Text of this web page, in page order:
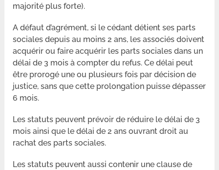
majorité plus forte).
A défaut d’agrément, si le cédant détient ses parts
sociales depuis au moins 2 ans, les associés doivent
acquérir ou faire acquérir les parts sociales dans un
délai de 3 mois à compter du refus. Ce délai peut
être prorogé une ou plusieurs fois par décision de
justice, sans que cette prolongation puisse dépasser
6 mois.
Les statuts peuvent prévoir de réduire le délai de 3
mois ainsi que le délai de 2 ans ouvrant droit au
rachat des parts sociales.
Les statuts peuvent aussi contenir une clause de